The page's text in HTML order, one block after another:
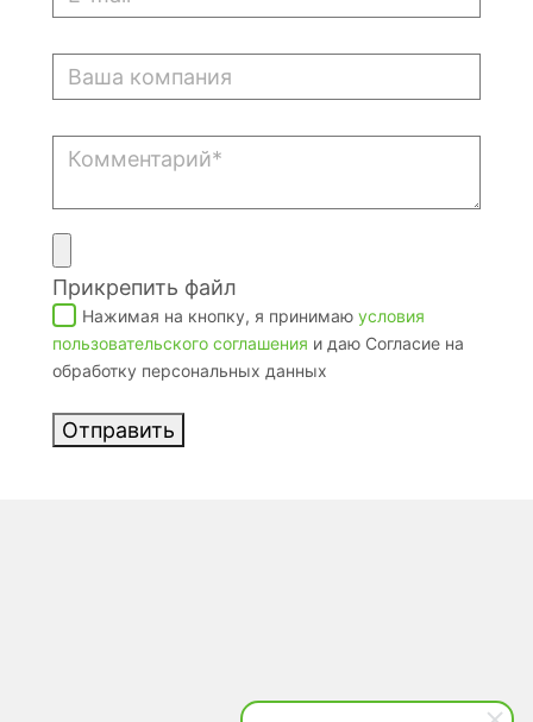
Прикрепить файл
Нажимая на кнопку, я принимаю условия
пользовательского соглашения и даю Согласие на
обработку персональных данных
Отправить